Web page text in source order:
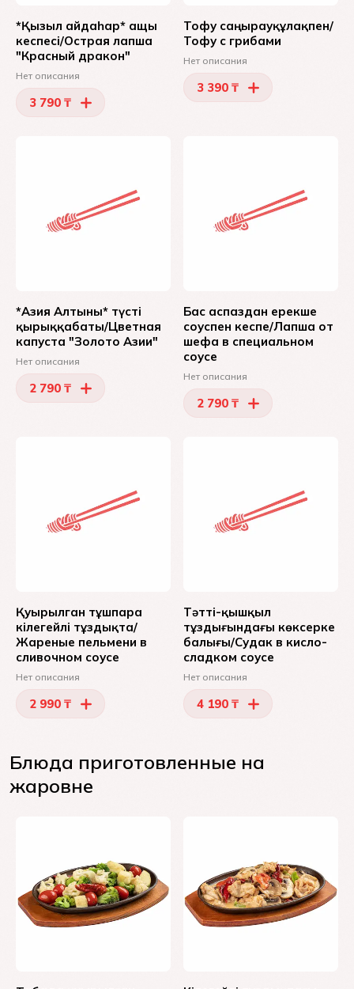
*Қызыл айдаһар* ащы
кеспесі/Острая лапша
"Красный дракон"
Нет описания
3 790 ₸
Тофу саңырауқұлақпен/
Тофу с грибами
Нет описания
3 390 ₸
*Азия Алтыны* түсті
қырыққабаты/Цветная
капуста "Золото Азии"
Нет описания
2 790 ₸
Бас аспаздан ерекше
соуспен кеспе/Лапша от
шефа в специальном
соусе
Нет описания
2 790 ₸
Қуырылган тұшпара
кілегейлі тұздықта/
Жареные пельмени в
сливочном соусе
Нет описания
2 990 ₸
Тәтті-қышқыл
тұздығындағы көксерке
балығы/Судак в кисло-
сладком соусе
Нет описания
4 190 ₸
Блюда приготовленные на
жаровне